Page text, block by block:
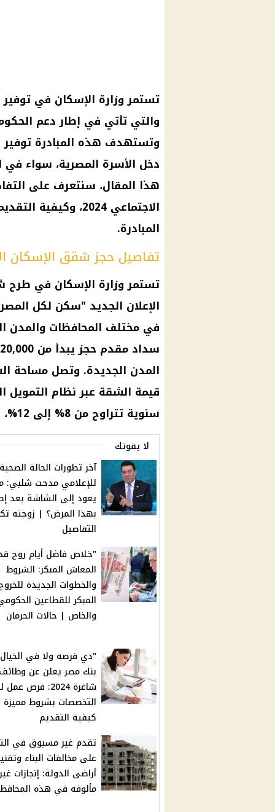
تستمر وزارة الإسكان في
والتي تأتي في إطار دعم
وتستهدف هذه المبادرة
دخل الأسرة المصرية، سواء
هذا المقال، سنتعرف على
الاجتماعي 2024،
المبادرة.
تفاصيل حجز شقق الإسكان
في مختلف المحافظات والمدن
سنوية تتراوح من 8% إلى 12%، وذلك حسب دخل المتقدم.
لا يفوتك
آخر تطورات الحالة الصحية
للإعلامي مدحت شلبي:
يعود إلى الشاشة بعد
بهذا المرض؟ | زوجته
التفاصيل
"خلاص فاضل أيام روح
المعاش المبكر: الشروط
والخطوات الجديدة
المبكر للقطاعين
والخاص | حالات الحرمان
"دي فرصه ولا في
بنك مصر يعلن عن
شاغرة 2024: فرص
التخصصات بشروط
كيفية التقديم
تقدم غير مسبوق في
على مخالفات البناء
أراضى الدولة: إنجازات غير
مألوفه في هذه